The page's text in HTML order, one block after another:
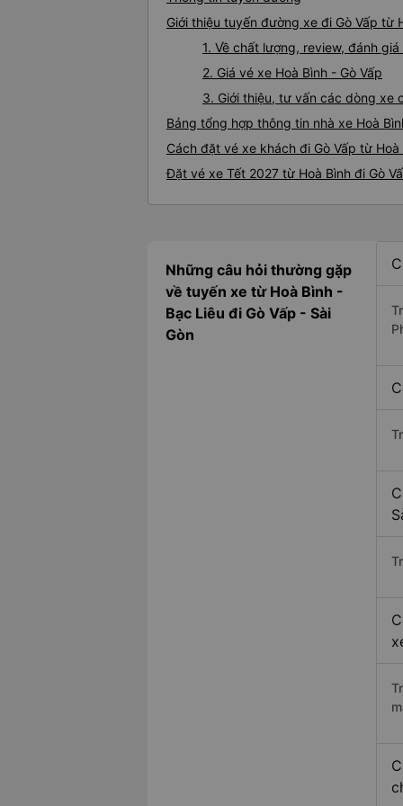
Giới thiệu tuyến đường xe đi Gò Vấp từ
1. Về chất lượng, review, đánh
2. Giá vé xe Hoà Bình - Gò Vấp
3. Giới thiệu, tư vấn các dòng xe
Bảng tổng hợp thông tin nhà xe Hoà
Cách đặt vé xe khách đi Gò Vấp từ
Đặt vé xe Tết 2027 từ Hoà Bình đi Gò
Những câu hỏi thường gặp
về tuyến xe từ Hoà Bình -
Bạc Liêu đi Gò Vấp - Sài
Gòn